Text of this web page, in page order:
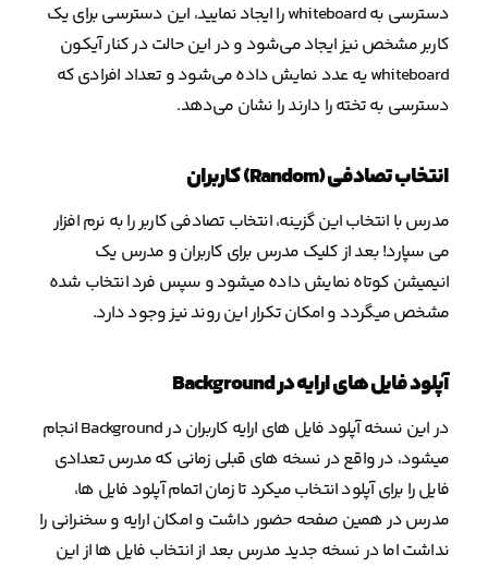
دسترسی به whiteboard را ایجاد نمایید، این دسترسی برای یک
کاربر مشخص نیز ایجاد می‌شود و در این حالت در کنار آیکون
whiteboard یه عدد نمایش داده می‌شود و تعداد افرادی که
دسترسی به تخته را دارند را نشان می‌دهد.
انتخاب تصادفی (Random) کاربران
مدرس با انتخاب این گزینه، انتخاب تصادفی کاربر را به نرم افزار
می سپارد! بعد از کلیک مدرس برای کاربران و مدرس یک
انیمیشن کوتاه نمایش داده میشود و سپس فرد انتخاب شده
مشخص میگردد و امکان تکرار این روند نیز وجود دارد.
آپلود فایل های ارایه در Background
در این نسخه آپلود فایل های ارایه کاربران در Background انجام
میشود، در واقع در نسخه های قبلی زمانی که مدرس تعدادی
فایل را برای آپلود انتخاب میکرد تا زمان اتمام آپلود فایل ها،
مدرس در همین صفحه حضور داشت و امکان ارایه و سخنرانی را
نداشت اما در نسخه جدید مدرس بعد از انتخاب فایل ها از این